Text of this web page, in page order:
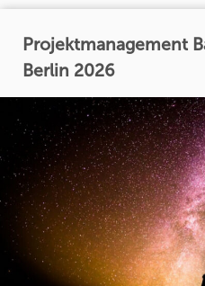
Projektmanagement
Berlin 2026